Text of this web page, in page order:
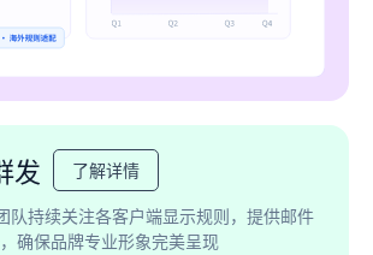
发
了解详情
队持续关注各客户端显示规则，提供邮件
确保品牌专业形象完美呈现